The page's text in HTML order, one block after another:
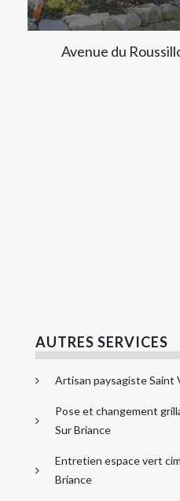
Avenue du
AUTRES SERVICES
Artisan paysagiste Saint
Pose et changement
Sur Briance
Entretien espace vert
Briance